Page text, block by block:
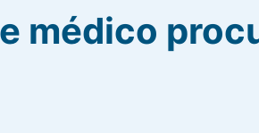
médico